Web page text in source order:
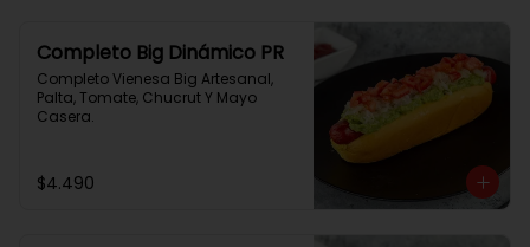
Completo Big Dinámico PR
Completo Vienesa Big Artesanal,
Palta, Tomate, Chucrut Y Mayo
Casera.
$4.490